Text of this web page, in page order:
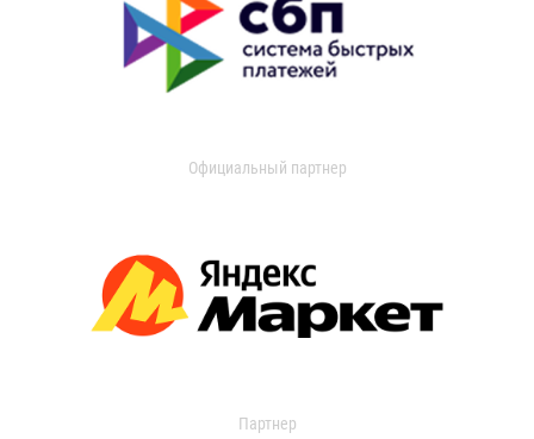
Официальный партнер
Партнер